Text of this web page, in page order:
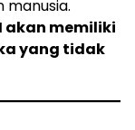
manusia.
akan memiliki
yang tidak